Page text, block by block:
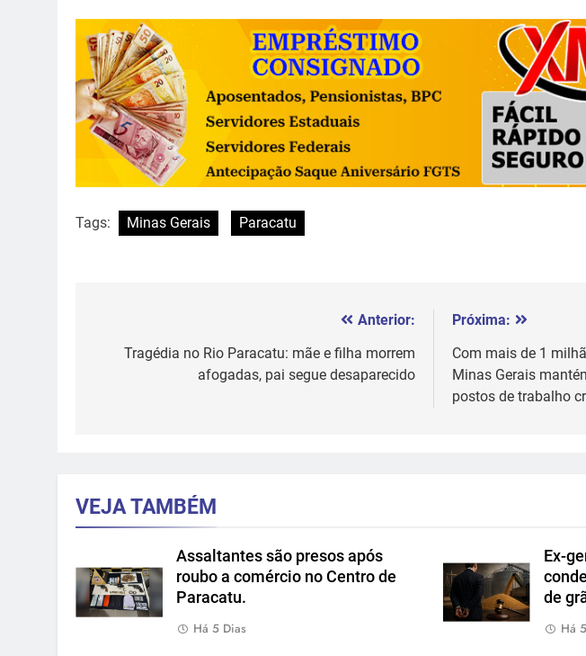
Tags: Minas Gerais Paracatu
Anterior:
Tragédia no Rio Paracatu: mãe e filha morrem
afogadas, pai segue desaparecido
Próxima:
Com mais de 1
Minas Gerais
postos de trabalho
VEJA TAMBÉM
Assaltantes são presos após
roubo a comércio no Centro de
Paracatu.
Há 5 Dias
Ex-
de
Há